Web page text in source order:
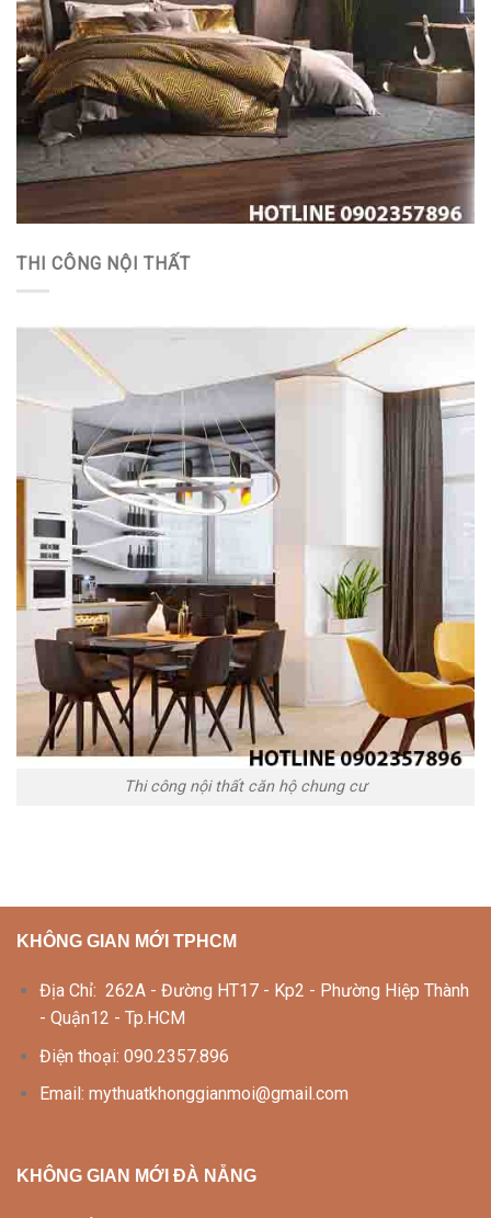
THI CÔNG NỘI THẤT
Thi công nội thất căn hộ chung cư
KHÔNG GIAN MỚI TPHCM
Địa Chỉ: 262A - Đường HT17 - Kp2 - Phường Hiệp Thành
- Quận12 - Tp.HCM
Điện thoại: 090.2357.896
Email: mythuatkhonggianmoi@gmail.com
KHÔNG GIAN MỚI ĐÀ NẴNG